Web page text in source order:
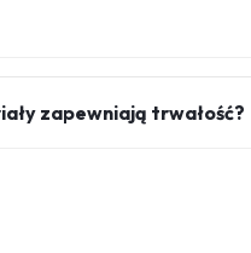
zapewniają trwałość?